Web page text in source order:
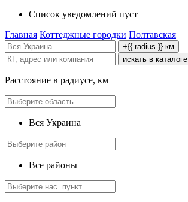
Список уведомлений пуст
Главная Коттеджные городки Полтавская
+{{ radius }} км
искать в каталоге
Расстояние в радиусе, км
Вся Украина
Все районы